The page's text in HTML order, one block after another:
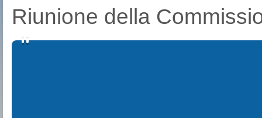
Riunione della